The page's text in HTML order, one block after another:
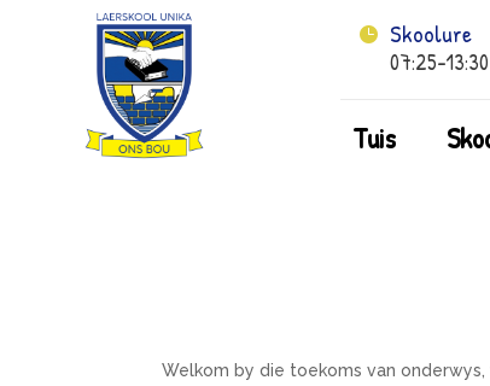
 Skoolure
07:25-
Tuis
Welkom by die toekoms van